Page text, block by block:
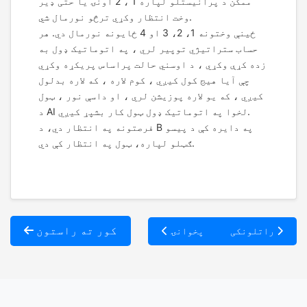
[API / د تبادلې ترتیب] API څه شی دی؟ ولې د تبادلې
حساب باید دوه API تنظیم کړي؟
پلیټ فارم فکر ته: ولې د ګټې لپاره انتظار نه
2025-12-24
وخت انتظار وکړي ترڅو نورمال شي.
ځینې وختونه 1، 2، 3 او 4 ځایونه نورمال دي. هر
حساب ستراتیژي توپیر لري ، په اتوماتيک ډول به
زده کړې وکړي ، د اوسني حالت پراساس پریکړه وکړي
چې آیا هیج کول کیږي ، کوم لاره ، که لاره بدلول
کیږي ، که یو لاره پوزیشن لري ، او داسې نور ، ټول
د AI لخوا په اتوماتيک ډول ټول کار بشپړ کیږي.
فرصتونه په انتظار دي، د B په دایره کې د پیسو
ګټلو لپاره، ټول په انتظار کې دي.
کور ته راستون پخوانۍ